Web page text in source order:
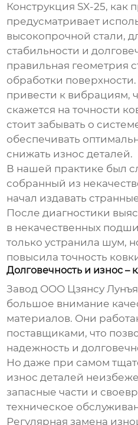
Конструкция SX-25, как
предусматривает
высокопрочной стали,
стабильности и
правильная геометрия
обработки
привести к вибрациям,
скажется на точности
стоит забывать о
обеспечивать
снижать износ деталей.
В нашей практике был
собранный из
начал издавать
После диагностики
в некачественных
только устранила шум,
повысила точность
Долговечность и износ
Завод ООО Цзянсу
большое внимание
материалов. Они
поставщиками, что
надежность и
Но даже при самом
износ деталей
запасные части и
техническое
Регулярная замена